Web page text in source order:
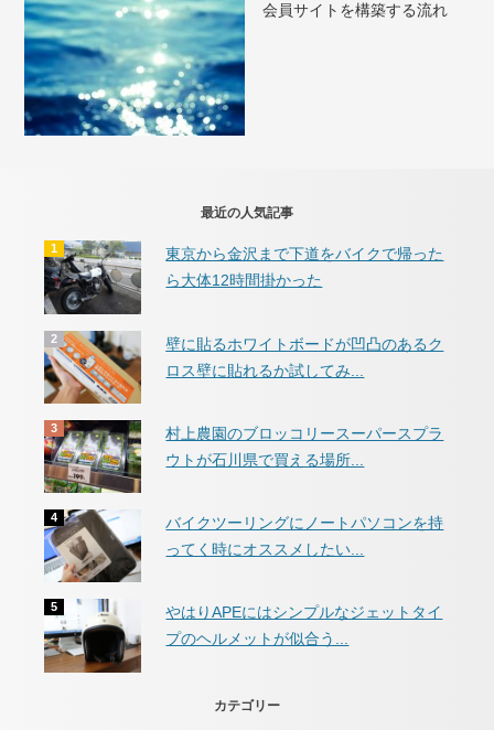
会員サイトを構築する流れ
最近の人気記事
東京から金沢まで下道をバイクで帰った
ら大体12時間掛かった
壁に貼るホワイトボードが凹凸のあるク
ロス壁に貼れるか試してみ...
村上農園のブロッコリースーパースプラ
ウトが石川県で買える場所...
バイクツーリングにノートパソコンを持
ってく時にオススメしたい...
やはりAPEにはシンプルなジェットタイ
プのヘルメットが似合う...
カテゴリー